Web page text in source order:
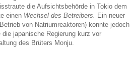
die Aufsichtsbehörde in Tokio dem
einen Wechsel des Betreibers.
Ein neuer
von Natriumreaktoren) konnte jedoch
japanische Regierung kurz vor
des Brüters Monju.